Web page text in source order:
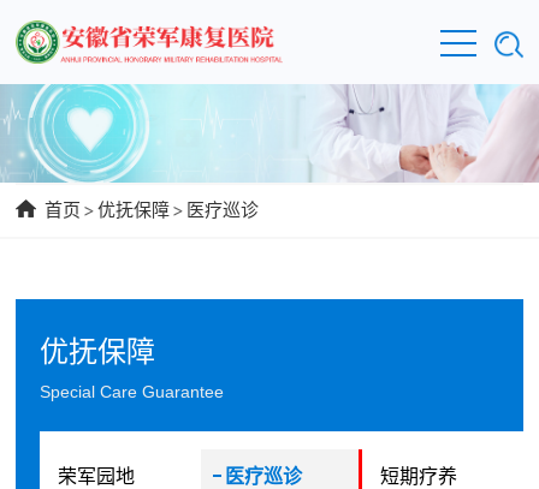
首页 >优抚保障> 医疗巡诊
优抚保障
Special Care Guarantee
荣军园地 医疗巡诊 短期疗养